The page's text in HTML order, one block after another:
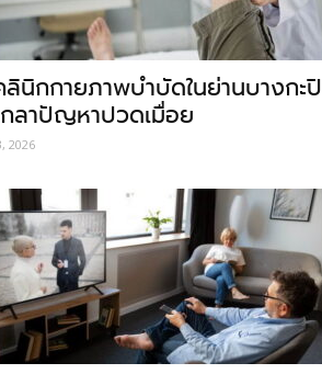
นิกกายภาพบำบัดในย่านบางกะปิ
ลาปัญหาปวดเมื่อย
2026